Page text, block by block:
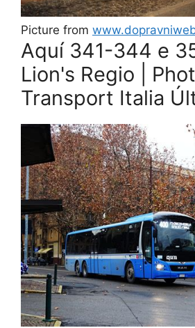
Picture from
Aquí 341-344 e
Lion's Regio |
Transport Italia